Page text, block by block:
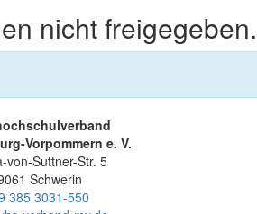
nicht freigegeben.
Vorpommern e. V.
von-Suttner-Str. 5
Schwerin
385 3031-550